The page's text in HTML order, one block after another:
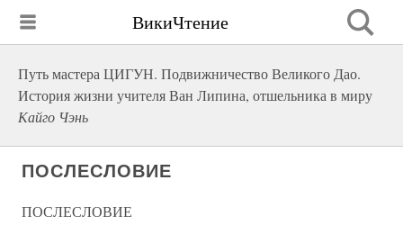
ВикиЧтение
Путь мастера ЦИГУН. Подвижничество Великого Дао.
История жизни учителя Ван Липина, отшельника в миру
Кайго Чэнь
ПОСЛЕСЛОВИЕ
ПОСЛЕСЛОВИЕ